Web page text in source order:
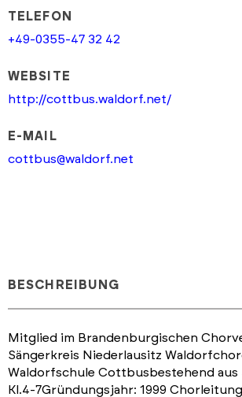
TELEFON
+49-0355-47 32 42
WEBSITE
http://cottbus.waldorf.net/
E-MAIL
cottbus@waldorf.net
BESCHREIBUNG
Mitglied im Brandenburgischen
Sängerkreis Niederlausitz
Waldorfschule Cottbusbestehend aus
Kl.4-7Gründungsjahr: 1999